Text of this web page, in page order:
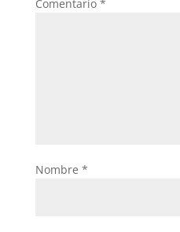
Comentario *
Nombre *